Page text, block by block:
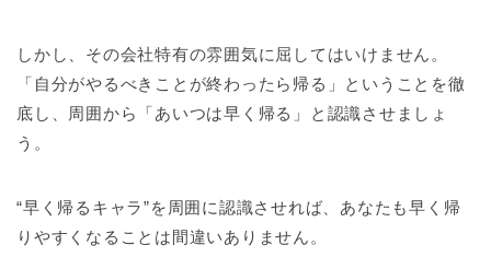
しかし、その会社特有の雰囲気に屈してはいけません。
「自分がやるべきことが終わったら帰る」ということを徹
底し、周囲から「あいつは早く帰る」と認識させましょ
う。
“早く帰るキャラ”を周囲に認識させれば、あなたも早く帰
りやすくなることは間違いありません。